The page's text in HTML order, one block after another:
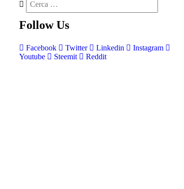
Follow Us
Facebook Twitter Linkedin
Instagram
Youtube
Steemit Reddit